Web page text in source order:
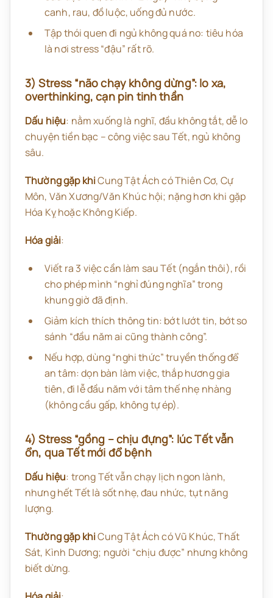
canh, rau, đồ luộc, uống đủ nước.
Tập thói quen đi ngủ không quá no: tiêu hóa
là nơi stress “đậu” rất rõ.
3) Stress “não chạy không dừng”: lo xa,
overthinking, cạn pin tinh thần
Dấu hiệu: nằm xuống là nghĩ, đầu không tắt, dễ lo
chuyện tiền bạc – công việc sau Tết, ngủ không
sâu.
Thường gặp khiCung Tật Ách có Thiên Cơ, Cự
Môn, Văn Xương/Văn Khúc hội; nặng hơn khi gặp
Hóa Kỵ hoặc Không Kiếp.
Hóa giải:
Viết ra 3 việc cần làm sau Tết (ngắn thôi), rồi
cho phép mình “nghỉ đúng nghĩa” trong
khung giờ đã định.
Giảm kích thích thông tin: bớt lướt tin, bớt so
sánh “đầu năm ai cũng thành công”.
Nếu hợp, dùng “nghi thức” truyền thống để
an tâm: dọn bàn làm việc, thắp hương gia
tiên, đi lễ đầu năm với tâm thế nhẹ nhàng
(không cầu gấp, không tự ép).
4) Stress “gồng – chịu đựng”: lúc Tết vẫn
ổn, qua Tết mới đổ bệnh
Dấu hiệu: trong Tết vẫn chạy lịch ngon lành,
nhưng hết Tết là sốt nhẹ, đau nhức, tụt năng
lượng.
Thường gặp khiCung Tật Ách có Vũ Khúc, Thất
Sát, Kình Dương; người “chịu được” nhưng không
biết dừng.